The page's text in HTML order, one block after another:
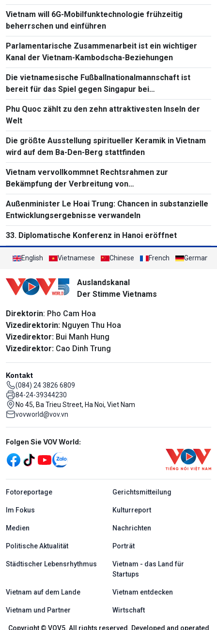
Vietnam will 6G-Mobilfunktechnologie frühzeitig
beherrschen und einführen
Parlamentarische Zusammenarbeit ist ein wichtiger
Kanal der Vietnam-Kambodscha-Beziehungen
Die vietnamesische Fußballnationalmannschaft ist
bereit für das Spiel gegen Singapur bei
Südostasienmeisterschaft 2026
Phu Quoc zählt zu den zehn attraktivesten Inseln der
Welt
Die größte Ausstellung spiritueller Keramik in Vietnam
wird auf dem Ba-Den-Berg stattfinden
Vietnam vervollkommnet Rechtsrahmen zur
Bekämpfung der Verbreitung von
Massenvernichtungswaffen
Außenminister Le Hoai Trung: Chancen in substanzielle
Entwicklungsergebnisse verwandeln
33. Diplomatische Konferenz in Hanoi eröffnet
English Vietnamese Chinese French German
Auslandskanal
Der Stimme Vietnams
Direktorin: Pho Cam Hoa
Vizedirektorin: Nguyen Thu Hoa
Vizedirektor: Bui Manh Hung
Vizedirektor: Cao Dinh Trung
Kontakt
(084) 24 3826 6809
84-24-39344230
No 45, Ba Trieu Street, Ha Noi, Viet Nam
vovworld@vov.vn
Mạng xã hội
Folgen Sie VOV World:
menu footer tiếng Đức
Fotoreportage Gerichtsmitteilung
Im Fokus Kulturreport
Medien Nachrichten
Politische Aktualität Porträt
Städtischer Lebensrhythmus
Vietnam - das Land für
Startups
Vietnam auf dem Lande Vietnam entdecken
Vietnam und Partner Wirtschaft
Copyright © VOV5. All rights reserved. Developed and operated